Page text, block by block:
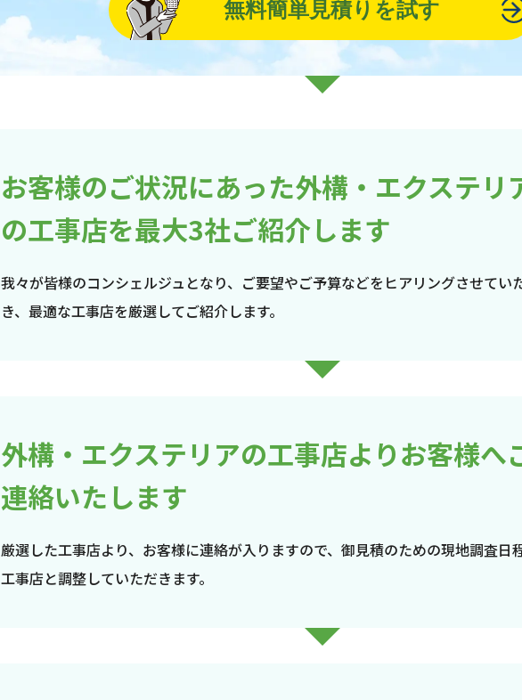
無料簡単見積りを試す
お客様のご状況にあった外構・エクステリ
の工事店を最大3社ご紹介します
我々が皆様のコンシェルジュとなり、ご要望やご予算などをヒアリングさせてい
き、最適な工事店を厳選してご紹介します。
外構・エクステリアの工事店よりお客様へ
連絡いたします
厳選した工事店より、お客様に連絡が入りますので、御見積のための現地調査日
工事店と調整していただきます。